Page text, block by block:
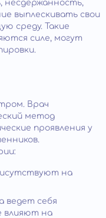
несдержанность,
выплескивать свои
среду. Такие
силе, могут
Врач
метод
проявления у
на
ведет себя
влияют на